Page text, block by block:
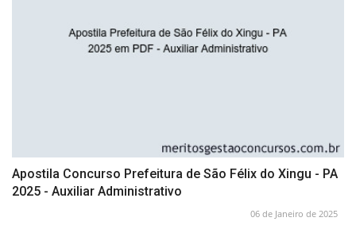
Apostila Concurso Prefeitura de São Félix do Xingu - PA
2025 - Auxiliar Administrativo
06 de Janeiro de 2025